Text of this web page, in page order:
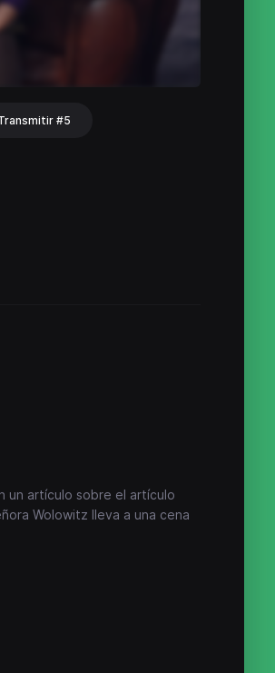
#5
un artículo sobre el artículo
Wolowitz lleva a una cena